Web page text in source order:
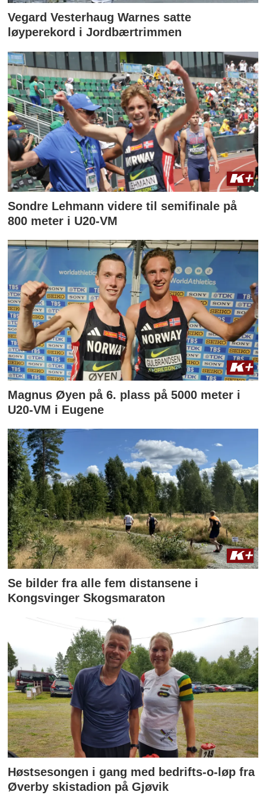
Vegard Vesterhaug Warnes satte
løyperekord i Jordbærtrimmen
Sondre Lehmann videre til semifinale på
800 meter i U20-VM
Magnus Øyen på 6. plass på 5000 meter i
U20-VM i Eugene
Se bilder fra alle fem distansene i
Kongsvinger Skogsmaraton
Høstsesongen i gang med bedrifts-o-løp fra
Øverby skistadion på Gjøvik